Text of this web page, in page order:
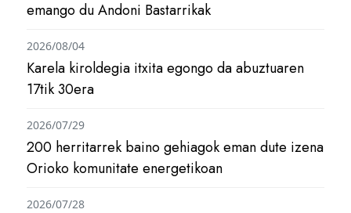
emango du Andoni Bastarrikak
Karela kiroldegia itxita egongo da abuztuaren
17tik 30era
2026/08/04
200 herritarrek baino gehiagok eman dute izena
Orioko komunitate energetikoan
2026/07/29
2026/07/28